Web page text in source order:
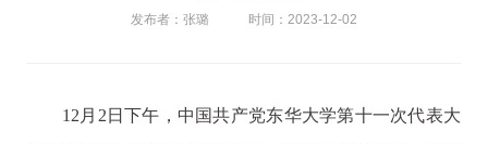
发布者：张璐 时间：2023-12-02
12月2日下午，中国共产党东华大学第十一次代表大